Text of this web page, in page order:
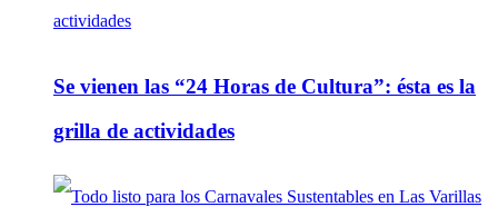
Se vienen las “24 Horas de Cultura”: ésta es la
grilla de actividades